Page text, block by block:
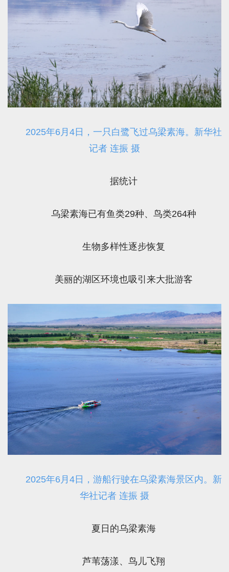
2025年6月4日，一只白鹭飞过乌梁素海。新华社
记者 连振 摄
据统计
乌梁素海已有鱼类29种、鸟类264种
生物多样性逐步恢复
美丽的湖区环境也吸引来大批游客
2025年6月4日，游船行驶在乌梁素海景区内。新
华社记者 连振 摄
夏日的乌梁素海
芦苇荡漾、鸟儿飞翔